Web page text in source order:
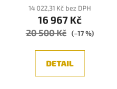
produktu
je
5,0
5
14 022,31 Kč bez DPH
16 967 Kč
20 500 Kč (–17 %)
DETAIL